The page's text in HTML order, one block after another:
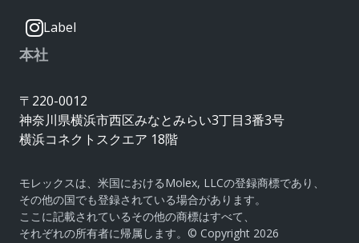
Label
本社
〒220-0012
神奈川県横浜市西区みなとみらい3丁目3番3号
横浜コネクトスクエア 18階
モレックスは、米国におけるMolex, LLCの登録商標であり、
その他の国でも登録されている場合があります。
ここに記載されているその他の商標はすべて、
それぞれの所有者に帰属します。© Copyright 2026